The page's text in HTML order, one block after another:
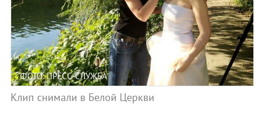
ФОТО: ПРЕСС-СЛУЖБА
Клип снимали в Белой Церкви